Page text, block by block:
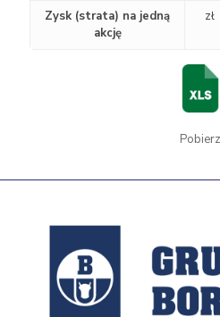
Zysk (strata) na jedną
akcję
zł
Pobierz